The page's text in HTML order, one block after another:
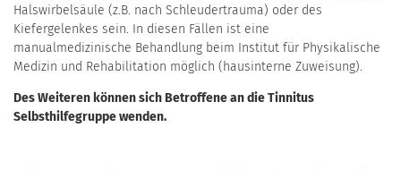
Halswirbelsäule (z.B. nach Schleudertrauma) oder des
Kiefergelenkes sein. In diesen Fällen ist eine
manualmedizinische Behandlung beim Institut für Physikalische
Medizin und Rehabilitation möglich (hausinterne Zuweisung).
Des Weiteren können sich Betroffene an die Tinnitus
Selbsthilfegruppe wenden.